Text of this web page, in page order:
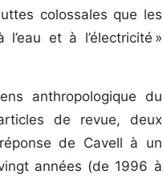
colossales que les
et à l’électricité »
anthropologique du
de revue, deux
de Cavell à un
années (de 1996 à